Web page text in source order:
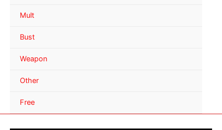
Mult
Bust
Weapon
Other
Free